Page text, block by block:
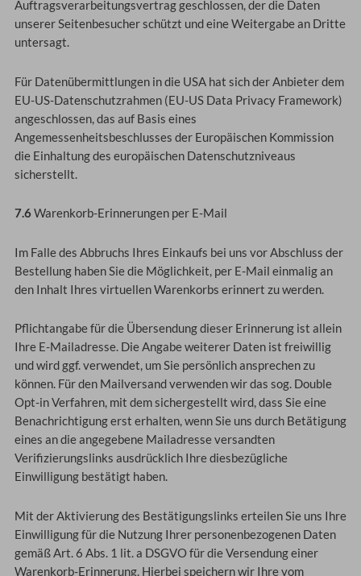
Auftragsverarbeitungsvertrag geschlossen, der die Daten
unserer Seitenbesucher schützt und eine Weitergabe an Dritte
untersagt.
Für Datenübermittlungen in die USA hat sich der Anbieter dem
EU-US-Datenschutzrahmen (EU-US Data Privacy Framework)
angeschlossen, das auf Basis eines
Angemessenheitsbeschlusses der Europäischen Kommission
die Einhaltung des europäischen Datenschutzniveaus
sicherstellt.
7.6Warenkorb-Erinnerungen per E-Mail
Im Falle des Abbruchs Ihres Einkaufs bei uns vor Abschluss der
Bestellung haben Sie die Möglichkeit, per E-Mail einmalig an
den Inhalt Ihres virtuellen Warenkorbs erinnert zu werden.
Pflichtangabe für die Übersendung dieser Erinnerung ist allein
Ihre E-Mailadresse. Die Angabe weiterer Daten ist freiwillig
und wird ggf. verwendet, um Sie persönlich ansprechen zu
können. Für den Mailversand verwenden wir das sog. Double
Opt-in Verfahren, mit dem sichergestellt wird, dass Sie eine
Benachrichtigung erst erhalten, wenn Sie uns durch Betätigung
eines an die angegebene Mailadresse versandten
Verifizierungslinks ausdrücklich Ihre diesbezügliche
Einwilligung bestätigt haben.
Mit der Aktivierung des Bestätigungslinks erteilen Sie uns Ihre
Einwilligung für die Nutzung Ihrer personenbezogenen Daten
gemäß Art. 6 Abs. 1 lit. a DSGVO für die Versendung einer
Warenkorb-Erinnerung. Hierbei speichern wir Ihre vom